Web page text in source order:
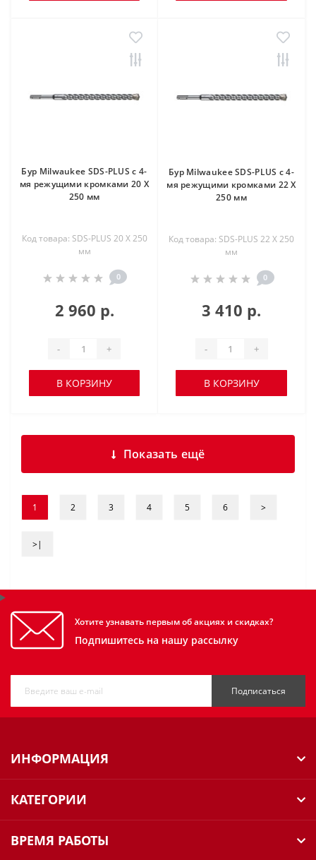
Бур Milwaukee SDS-PLUS с 4-
мя режущими кромками 20 X
250 мм
Код товара: SDS-PLUS 20 X 250
мм
0
2 960 р.
- +
В КОРЗИНУ
Бур Milwaukee SDS-PLUS с 4-
мя режущими кромками 22 X
250 мм
Код товара: SDS-PLUS 22 X 250
мм
0
3 410 р.
- +
В КОРЗИНУ
Показать ещё
1 2 3 4 5 6 >
>|
Хотите узнавать первым об акциях и скидках?
Подпишитесь на нашу рассылку
Подписаться
ИНФОРМАЦИЯ
КАТЕГОРИИ
ВРЕМЯ РАБОТЫ